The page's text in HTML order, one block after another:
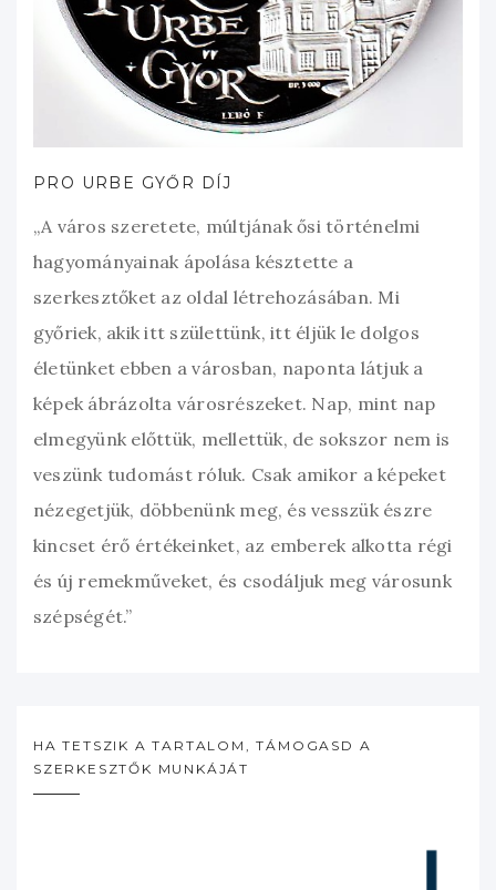
PRO URBE GYŐR DÍJ
„A város szeretete, múltjának ősi történelmi
hagyományainak ápolása késztette a
szerkesztőket az oldal létrehozásában. Mi
győriek, akik itt születtünk, itt éljük le dolgos
életünket ebben a városban, naponta látjuk a
képek ábrázolta városrészeket. Nap, mint nap
elmegyünk előttük, mellettük, de sokszor nem is
veszünk tudomást róluk. Csak amikor a képeket
nézegetjük, döbbenünk meg, és vesszük észre
kincset érő értékeinket, az emberek alkotta régi
és új remekműveket, és csodáljuk meg városunk
szépségét.”
HA TETSZIK A TARTALOM, TÁMOGASD A
SZERKESZTŐK MUNKÁJÁT